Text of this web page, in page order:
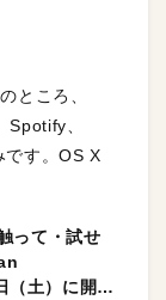
ところ、
、
です。OS X
って・試せ
（土）に開催